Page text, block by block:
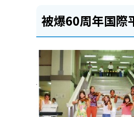
被爆60周年国際